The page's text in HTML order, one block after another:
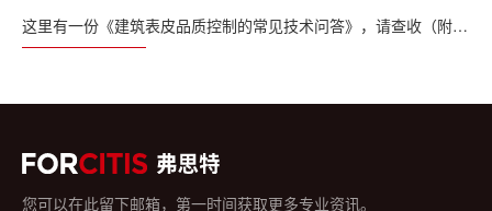
这里有一份《建筑表皮品质控制的常见技术问答》，请查收（附下
载）
您可以在此留下邮箱，第一时间获取更多专业资讯。